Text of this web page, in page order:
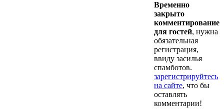
Временно
закрыто
комментирование
для гостей, нужна
обязательная
регистрация,
ввиду засилья
спамботов.
зарегистрируйтесь
на сайте, что бы
оставлять
комментарии!